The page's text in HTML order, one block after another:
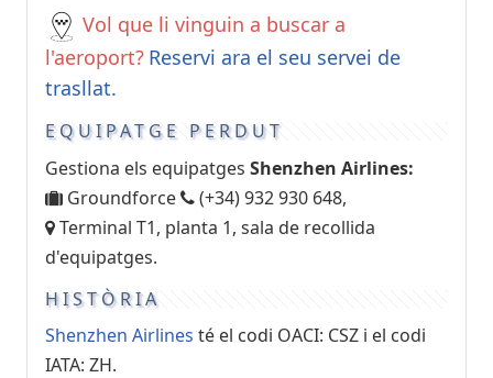
Vol que li vinguin a buscar a
l'aeroport? Reservi ara el seu servei de
trasllat.
EQUIPATGE PERDUT
Gestiona els equipatges Shenzhen Airlines:
Groundforce
(+34) 932 930 648,
Terminal T1, planta 1, sala de recollida
d'equipatges.
HISTÒRIA
Shenzhen Airlines té el codi OACI: CSZ i el codi
IATA: ZH.